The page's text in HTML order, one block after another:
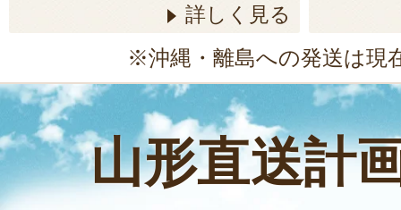
詳しく見る
※沖縄・離島への発送は現
山形直送計